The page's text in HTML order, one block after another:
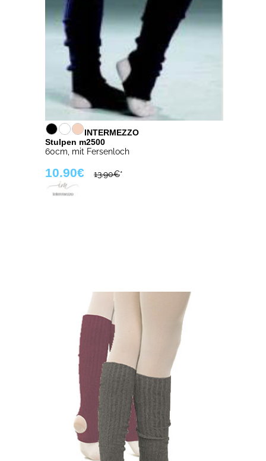
INTERMEZZO
Stulpen m2500
60cm, mit Fersenloch
10.90€ 13.90€*